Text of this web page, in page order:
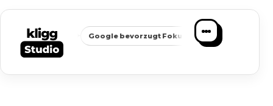
✦ Google bevorzugt Fokus ✦ Passende Anfragen